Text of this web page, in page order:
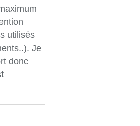
utilisés
Je
donc